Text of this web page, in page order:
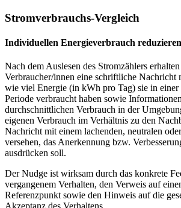
Stromverbrauchs-Vergleich
Individuellen Energieverbrauch reduzieren
Nach dem Auslesen des Stromzählers
Verbraucher/innen eine schriftliche Nachricht
wie viel Energie (in kWh pro Tag) sie in einer
Periode verbraucht haben sowie
durchschnittlichen Verbrauch in der
eigenen Verbrauch im Verhältnis zu den
Nachricht mit einem lachenden, neutralen
versehen, das Anerkennung bzw.
ausdrücken soll.
Der Nudge ist wirksam durch das konkrete
vergangenem Verhalten, den Verweis auf
Referenzpunkt sowie den Hinweis auf die